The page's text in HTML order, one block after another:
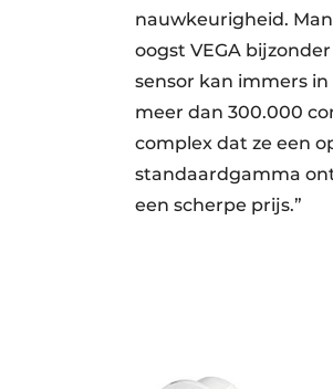
nauwkeurigheid.
oogst VEGA
sensor kan immers
meer dan 300.000
complex dat ze een
standaardgamma
een scherpe prijs.”